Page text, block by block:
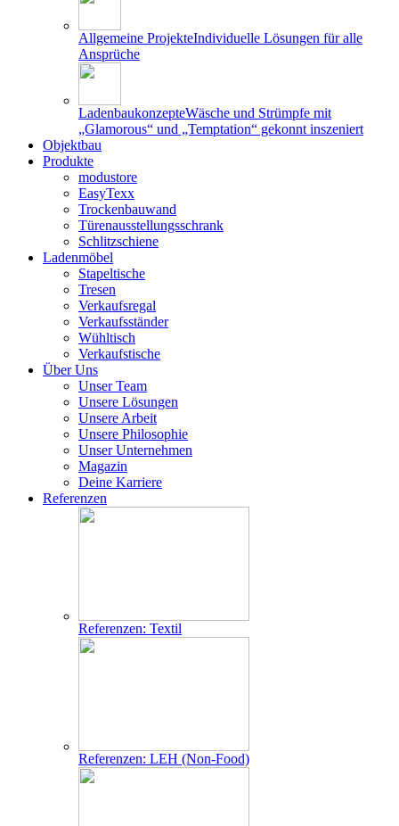
Allgemeine ProjekteIndividuelle Lösungen für alle
Ansprüche
LadenbaukonzepteWäsche und Strümpfe mit
„Glamorous“ und „Temptation“ gekonnt inszeniert
Objektbau
Produkte
modustore
EasyTexx
Trockenbauwand
Türenausstellungsschrank
Schlitzschiene
Ladenmöbel
Stapeltische
Tresen
Verkaufsregal
Verkaufsständer
Wühltisch
Verkaufstische
Über Uns
Unser Team
Unsere Lösungen
Unsere Arbeit
Unsere Philosophie
Unser Unternehmen
Magazin
Deine Karriere
Referenzen
Referenzen: Textil
Referenzen: LEH (Non-Food)